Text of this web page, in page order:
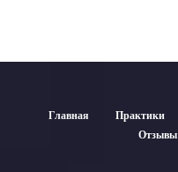
Главная Практики
Отзывы